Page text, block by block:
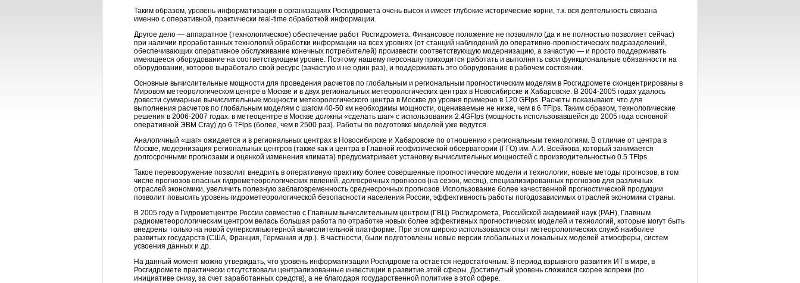
Таким образом, уровень информатизации в организациях Росгидромета очень высок и имеет глубокие исторические корни, т.к. вся деятельность связана
именно с оперативной, практически real-time обработкой информации.
Другое дело — аппаратное (технологическое) обеспечение работ Росгидромета. Финансовое положение не позволяло (да и не полностью позволяет сейчас)
при наличии проработанных технологий обработки информации на всех уровнях (от станций наблюдений до оперативно-прогностических подразделений,
обеспечивающих оперативное обслуживание конечных потребителей) произвести соответствующую модернизацию, а зачастую — и просто поддерживать
имеющееся оборудование на соответствующем уровне. Поэтому нашему персоналу приходится работать и выполнять свои функциональные обязанности на
оборудовании, которое выработало свой ресурс (зачастую и не один раз), и поддерживать это оборудование в рабочем состоянии.
Основные вычислительные мощности для проведения расчетов по глобальным и региональным прогностическим моделям в Росгидромете сконцентрированы в
Мировом метеорологическом центре в Москве и в двух региональных метеорологических центрах в Новосибирске и Хабаровске. В 2004-2005 годах удалось
довести суммарные вычислительные мощности метеорологического центра в Москве до уровня примерно в 120 GFlps. Расчеты показывают, что для
выполнения расчетов по глобальным моделям с шагом 40-50 км необходимы мощности, оцениваемые не ниже, чем в 6 TFlps. Таким образом, технологические
решения в 2006-2007 годах. в метеоцентре в Москве должны «сделать шаг» с использования 2.4GFlps (мощность использовавшейся до 2005 года основной
оперативной ЭВМ Cray) до 6 TFlps (более, чем в 2500 раз). Работы по подготовке моделей уже ведутся.
Аналогичный «шаг» ожидается и в региональных центрах в Новосибирске и Хабаровске по отношению к региональным технологиям. В отличие от центра в
Москве, модернизация региональных центров (также как и центра в Главной геофизической обсерватории (ГГО) им. А.И. Воейкова, который занимается
долгосрочными прогнозами и оценкой изменения климата) предусматривает установку вычислительных мощностей с производительностью 0.5 TFlps.
Такое перевооружение позволит внедрить в оперативную практику более совершенные прогностические модели и технологии, новые методы прогнозов, в том
числе прогнозов опасных гидрометеорологических явлений, долгосрочных прогнозов (на сезон, месяц), специализированных прогнозов для различных
отраслей экономики, увеличить полезную заблаговременность среднесрочных прогнозов. Использование более качественной прогностической продукции
позволит повысить уровень гидрометеорологической безопасности населения России, эффективность работы погодозависимых отраслей экономики страны.
В 2005 году в Гидрометцентре России совместно с Главным вычислительным центром (ГВЦ) Росгидромета, Российской академией наук (РАН), Главным
радиометеорологическим центром велась большая работа по отработке новых более эффективных прогностических моделей и технологий, которые могут быть
внедрены только на новой суперкомпьютерной вычислительной платформе. При этом широко использовался опыт метеорологических служб наиболее
развитых государств (США, Франция, Германия и др.). В частности, были подготовлены новые версии глобальных и локальных моделей атмосферы, систем
усвоения данных и др.
На данный момент можно утверждать, что уровень информатизации Росгидромета остается недостаточным. В период взрывного развития ИТ в мире, в
Росгидромете практически отсутствовали централизованные инвестиции в развитие этой сферы. Достигнутый уровень сложился скорее вопреки (по
инициативе снизу, за счет заработанных средств), а не благодаря государственной политике в этой сфере.